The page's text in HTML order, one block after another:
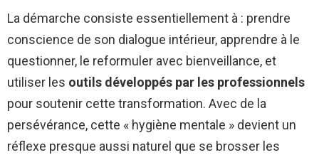
La démarche consiste essentiellement à : prendre
conscience de son dialogue intérieur, apprendre à le
questionner, le reformuler avec bienveillance, et
utiliser les outils développés par les professionnels
pour soutenir cette transformation. Avec de la
persévérance, cette « hygiène mentale » devient un
réflexe presque aussi naturel que se brosser les